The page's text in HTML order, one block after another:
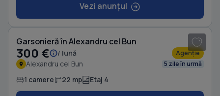
Vezi anunțul
Garsonieră în Alexandru cel Bun
300 € / lună Agenție
Alexandru cel Bun 5 zile în urmă
1 camere 22 mp Etaj 4